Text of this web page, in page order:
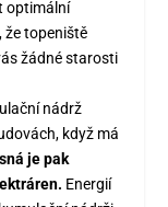
optimální
že topeniště
žádné starosti
nádrž
když má
je pak
Energií